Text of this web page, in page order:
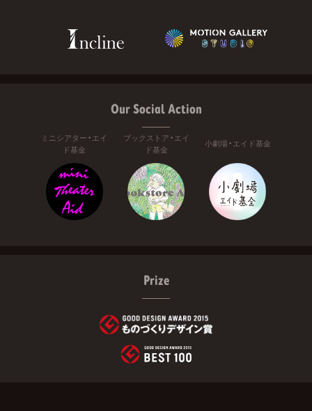
Our Social Action
ミニシアター・エイ
ド基金
ブックストア・エイ
ド基金
小劇場・エイド基金
Prize